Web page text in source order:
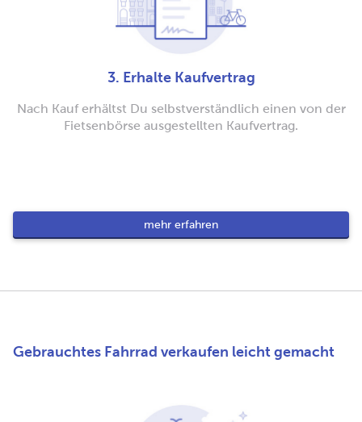
3. Erhalte Kaufvertrag
Nach Kauf erhältst Du selbstverständlich einen von der
Fietsenbörse ausgestellten Kaufvertrag.
mehr erfahren
Gebrauchtes Fahrrad verkaufen leicht gemacht